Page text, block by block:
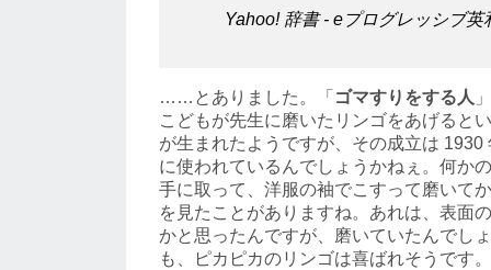
Yahoo! 辞書 - eプログレッシブ
……とありました。「 ゴマすりをする人
こどもが先生に磨いたリンゴをあげると
が生まれたようですが、その成立は 1930
に使われているんでしょうかねぇ。何か
手に取って、洋服の袖でこすって磨いて
を見たことがありますね。あれは、表面
かと思ったんですが、磨いていたんでし
も、ピカピカのリンゴは喜ばれそうです。